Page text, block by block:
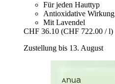
Für jeden Hauttyp
Antioxidative Wirkung
Mit Lavendel
CHF 36.10 (CHF 722.00 / l)
Zustellung bis 13. August